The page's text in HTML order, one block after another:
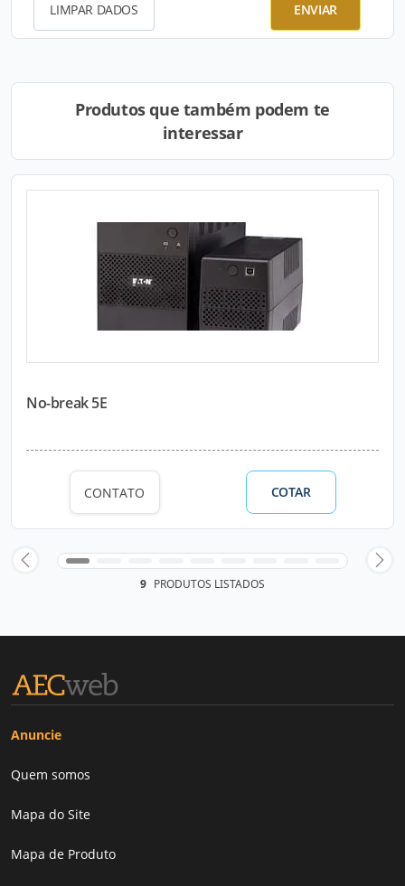
LIMPAR DADOS ENVIAR
Produtos que também podem te
interessar
No-break 5E
CONTATO COTAR
9 PRODUTOS LISTADOS
Anuncie
Quem somos
Mapa do Site
Mapa de Produto